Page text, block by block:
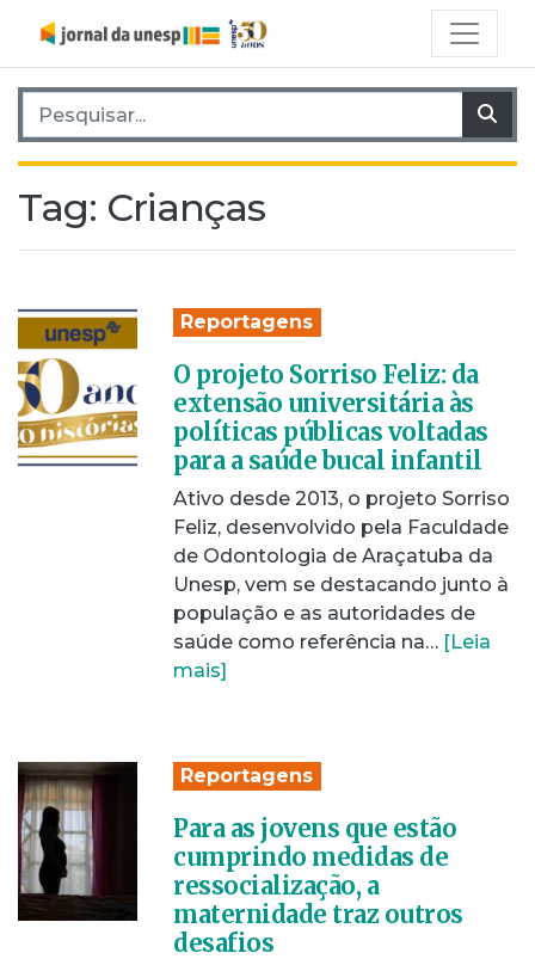
Pesquisar por:
Tag: Crianças
Reportagens
O projeto Sorriso Feliz: da
extensão universitária às
políticas públicas voltadas
para a saúde bucal infantil
Ativo desde 2013, o projeto Sorriso
Feliz, desenvolvido pela Faculdade
de Odontologia de Araçatuba da
Unesp, vem se destacando junto à
população e as autoridades de
saúde como referência na… [Leia
mais]
Reportagens
Para as jovens que estão
cumprindo medidas de
ressocialização, a
maternidade traz outros
desafios